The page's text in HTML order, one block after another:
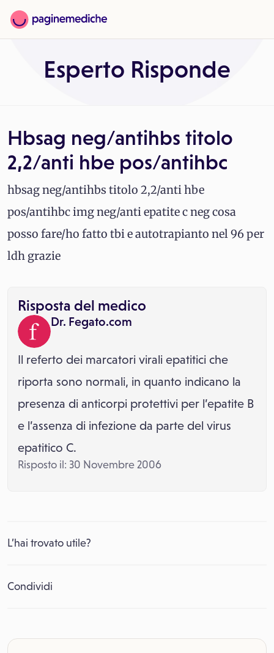
Esperto Risponde
Hbsag neg/antihbs titolo
2,2/anti hbe pos/antihbc
hbsag neg/antihbs titolo 2,2/anti hbe
pos/antihbc img neg/anti epatite c neg cosa
posso fare/ho fatto tbi e autotrapianto nel 96 per
ldh grazie
Risposta del medico
Dr. Fegato.com
Il referto dei marcatori virali epatitici che
riporta sono normali, in quanto indicano la
presenza di anticorpi protettivi per l’epatite B
e l’assenza di infezione da parte del virus
epatitico C.
Risposto il: 30 Novembre 2006
L’hai trovato utile?
Condividi